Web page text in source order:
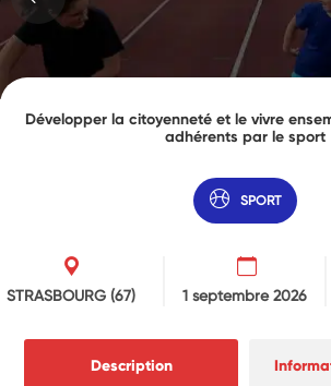
Développer la citoyenneté et le vivre
adhérents par le sport
SPORT
STRASBOURG (67) 1 septembre 2026
Description